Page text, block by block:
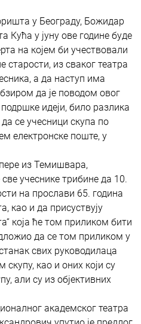
у Београду, Божидар
Кућа у јуну ове године буде
на којем би учествовали
старости, из сваког театра
а да наступ има
да је поводом овог
идеји, било разлика
се учесници скупа по
електронске поште, у
из Темишвара,
учеснике трибине да 10.
на прослави 65. година
као и да присуствују
која ће том приликом бити
да се том приликом у
свих руководилаца
скупу, као и оних који су
али су из објективних
академског театра